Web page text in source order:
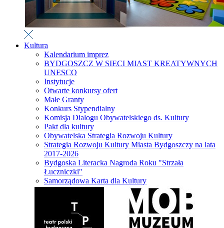
Kultura
Kalendarium imprez
BYDGOSZCZ W SIECI MIAST KREATYWNYCH
UNESCO
Instytucje
Otwarte konkursy ofert
Małe Granty
Konkurs Stypendialny
Komisja Dialogu Obywatelskiego ds. Kultury
Pakt dla kultury
Obywatelska Strategia Rozwoju Kultury
Strategia Rozwoju Kultury Miasta Bydgoszczy na lata
2017-2026
Bydgoska Literacka Nagroda Roku "Strzała
Łuczniczki"
Samorządowa Karta dla Kultury